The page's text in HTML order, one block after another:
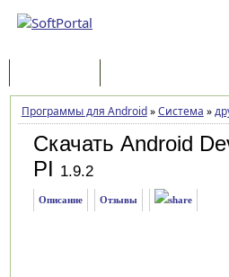
Программы для Android»Система »
Скачать Android
PI 1.9.2
Описание Отзывы